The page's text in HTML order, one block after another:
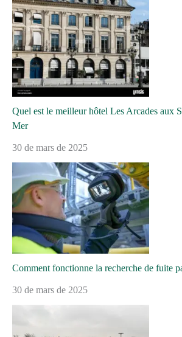
Quel est le meilleur hôtel Les Arcades aux
Mer
30 de mars de 2025
Comment fonctionne la recherche de fuite
30 de mars de 2025